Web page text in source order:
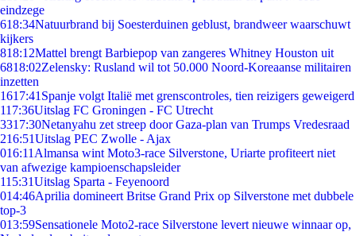
eindzege
618:34Natuurbrand bij Soesterduinen geblust, brandweer waarschuwt
kijkers
818:12Mattel brengt Barbiepop van zangeres Whitney Houston uit
6818:02Zelensky: Rusland wil tot 50.000 Noord-Koreaanse militairen
inzetten
1617:41 Spanje volgt Italië met grenscontroles, tien reizigers geweigerd
117:36Uitslag FC Groningen - FC Utrecht
3317:30Netanyahu zet streep door Gaza-plan van Trumps Vredesraad
216:51Uitslag PEC Zwolle - Ajax
016:11 Almansa wint Moto3-race Silverstone, Uriarte profiteert niet
van afwezige kampioenschapsleider
115:31Uitslag Sparta - Feyenoord
014:46Aprilia domineert Britse Grand Prix op Silverstone met dubbele
top-3
013:59Sensationele Moto2-race Silverstone levert nieuwe winnaar op,